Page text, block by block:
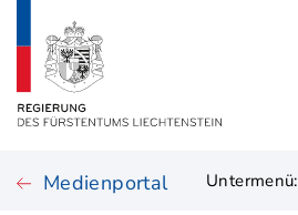
Medienportal Untermenü: